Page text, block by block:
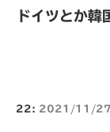
ドイツとか韓
22: 2021/11/